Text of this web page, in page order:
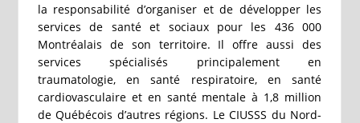
la responsabilité d’organiser et de développer les
services de santé et sociaux pour les 436 000
Montréalais de son territoire. Il offre aussi des
services spécialisés principalement en
traumatologie, en santé respiratoire, en santé
cardiovasculaire et en santé mentale à 1,8 million
de Québécois d’autres régions. Le CIUSSS du Nord-